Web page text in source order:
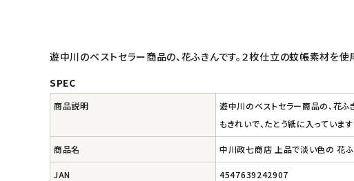
キッチン用品
フード・ドリンク
定期購入
遊中川のベストセラー商品の、花ふきんです。２枚仕立の蚊帳素材を使
SPEC
商品説明
遊中川のベストセラー商品の、花ふ
もきれいで、たとう紙に入っていま
商品名 中川政七商店 上品で淡い色の 花ふ
JAN 4547639242907